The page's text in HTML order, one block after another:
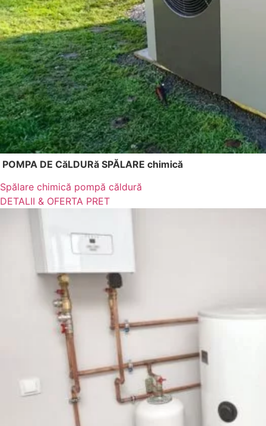
POMPA DE CăLDURă SPĂLARE chimică
Spălare chimică pompă căldură
DETALII & OFERTA PRET